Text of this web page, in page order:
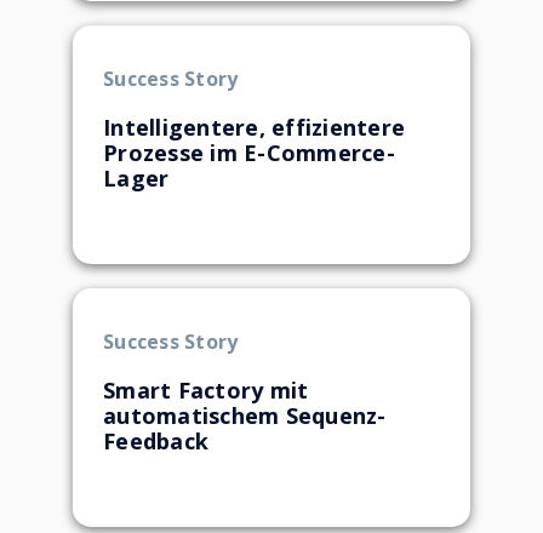
Success Story
Intelligentere, effizientere
Prozesse im E-Commerce-
Lager
Success Story
Smart Factory mit
automatischem Sequenz-
Feedback